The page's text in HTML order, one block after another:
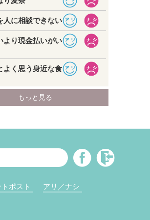
ポスト アリ／ナシ